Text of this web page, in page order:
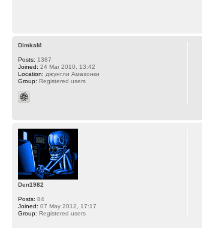
DimkaM
Posts: 1387
Joined: 24 Mar 2010, 13:42
Location: джунгли Амазонки
Group: Registered users
Den1982
Posts: 84
Joined: 07 May 2012, 17:17
Group: Registered users